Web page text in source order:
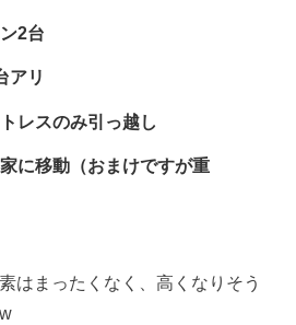
2台
アリ
レスのみ引っ越し
に移動（おまけですが重
はまったくなく、高くなりそう